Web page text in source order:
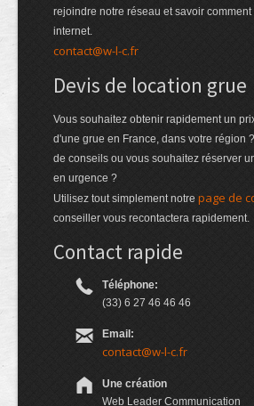
rejoindre notre réseau et savoir comment
internet.
contact@w-l-c.fr
Devis de location grue
Vous souhaitez obtenir rapidement un
d'une grue en France, dans votre région
de conseils ou vous souhaitez réserver
en urgence ?
Utilisez tout simplement notre page de
conseiller vous recontactera rapidement.
Contact rapide
Téléphone:
(33) 6 27 46 46 46
Email:
contact@w-l-c.fr
Une création
Web Leader Communication